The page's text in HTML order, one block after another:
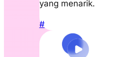
yang menarik.
#